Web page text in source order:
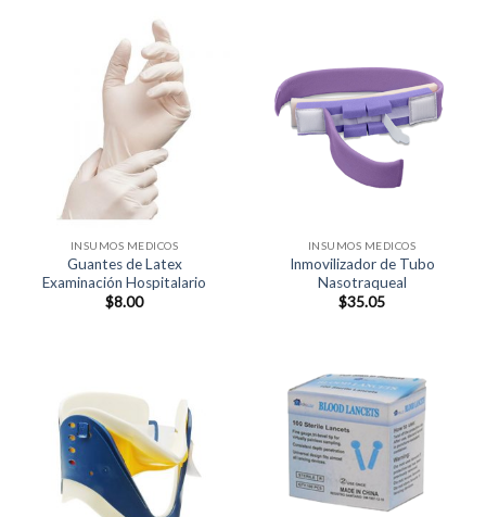
INSUMOS MEDICOS
Guantes de Latex
Examinación Hospitalario
$8.00
INSUMOS MEDICOS
Inmovilizador de Tubo
Nasotraqueal
$35.05